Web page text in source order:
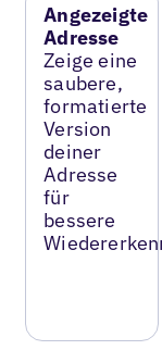
Angezeigte
Adresse
Zeige eine
saubere,
formatierte
Version
deiner
Adresse
für
bessere